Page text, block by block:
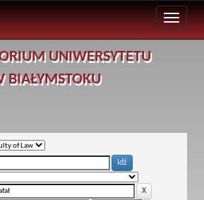
UNIWERSYTETU
BIAŁYMSTOKU